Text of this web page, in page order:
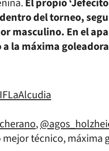
del torneo,
masculino. En el
a la máxima
,
técnico, máxima